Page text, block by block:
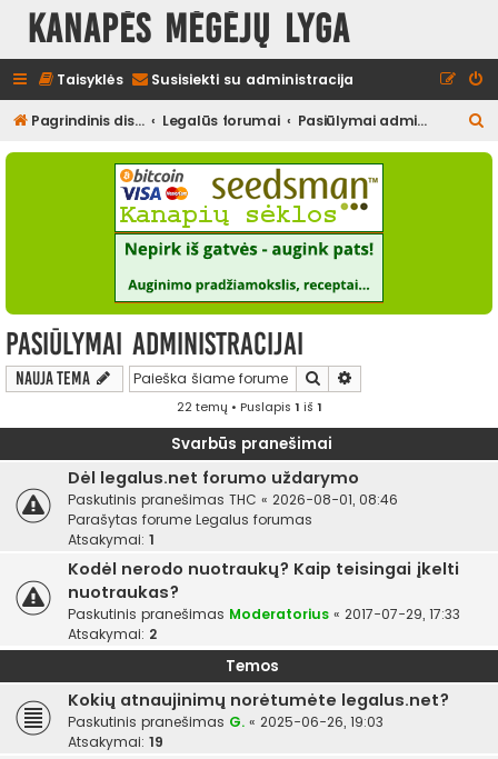
Kanapės mėgėjų lyga
Taisyklės Susisiekti su administracija
Pagrindinis diskusijų puslapis Legalūs forumai Pasiūlymai administracijai
e
Pasiūlymai administracijai
Nauja tema Ieškoti
22 temų • Puslapis 1 iš 1
Svarbūs pranešimai
Dėl legalus.net forumo uždarymo
Paskutinis pranešimas THC « 2026-08-01, 08:46
Parašytas forume Legalus forumas
Atsakymai: 1
Kodėl nerodo nuotraukų? Kaip teisingai įkelti
nuotraukas?
Paskutinis pranešimas Moderatorius « 2017-07-29, 17:33
Atsakymai: 2
Temos
Kokių atnaujinimų norėtumėte legalus.net?
Paskutinis pranešimas G. « 2025-06-26, 19:03
Atsakymai: 19